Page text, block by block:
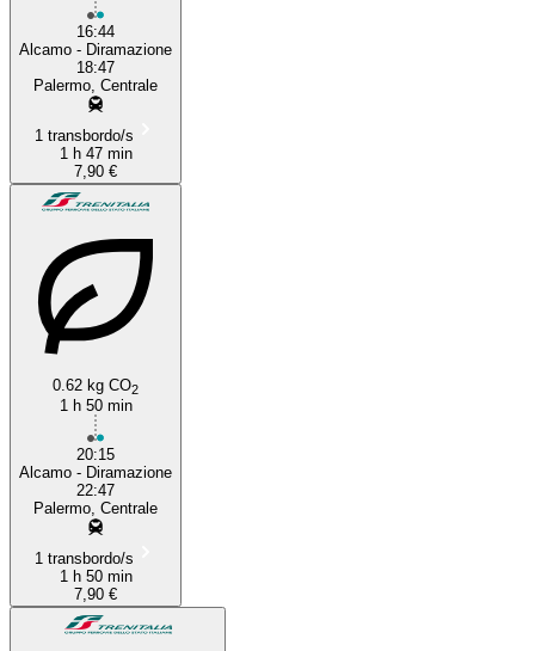
16:44
Alcamo - Diramazione
18:47
Palermo, Centrale
1 transbordo/s
1 h 47 min
7,90 €
0.62 kg CO2
1 h 50 min
20:15
Alcamo - Diramazione
22:47
Palermo, Centrale
1 transbordo/s
1 h 50 min
7,90 €